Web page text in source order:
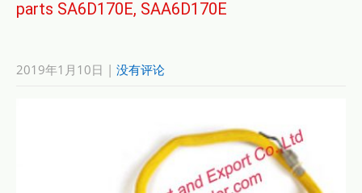
parts SA6D170E, SAA6D170E
2019年1月10日 | 没有评论